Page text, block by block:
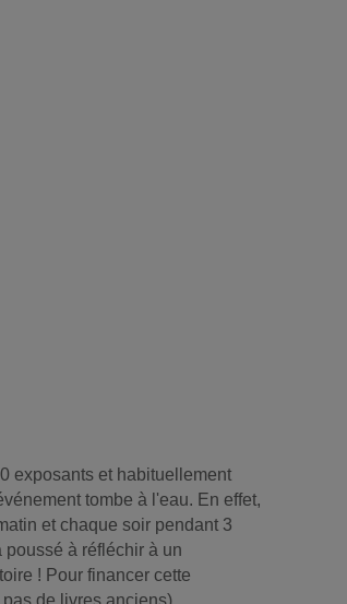
exposants et habituellement
tombe à l'eau. En effet,
et chaque soir pendant 3
à réfléchir à un
! Pour financer cette
de livres anciens).